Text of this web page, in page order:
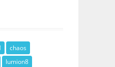
chaos
lumion8